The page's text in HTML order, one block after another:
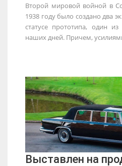
Второй мировой войной в
1938 году было создано два
статусе прототипа, один
наших дней. Причем,
Выставлен на